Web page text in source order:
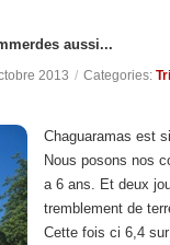
aussi...
2013 / Categories:
Chaguaramas est
Nous posons nos
a 6 ans. Et deux
tremblement de
Cette fois ci 6,4